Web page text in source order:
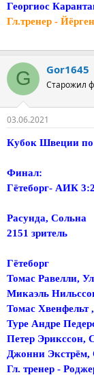
Георгиос
Гл.тренер -
G Gor1645
Старожил
03.06.2021
Кубок Швеции по
Финал:
Гётеборг- АИК
Расунда, Сольна
2151 зритель
Гётеборг
Томас Равелли,
Микаэль
Томас Хвенфельт
Туре Андре
Петер Эрикссон,
Джонни Экстрём,
Гл. тренер -